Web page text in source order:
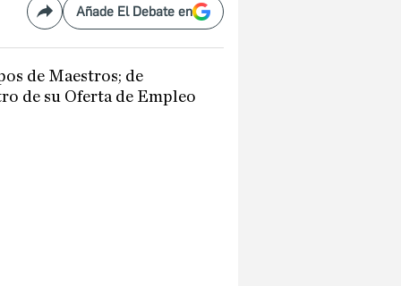
CompartirAñade El Debate en
de Maestros; de
de su Oferta de Empleo